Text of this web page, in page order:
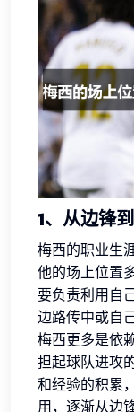
1、从边锋
梅西的职业生
他的场上位置
要负责利用自
边路传中或自
梅西更多是依
担起球队进攻
和经验的积累
用，逐渐从边